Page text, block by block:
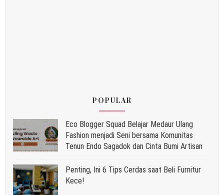
POPULAR
Eco Blogger Squad Belajar Medaur Ulang
Fashion menjadi Seni bersama Komunitas
Tenun Endo Sagadok dan Cinta Bumi Artisan
Penting, Ini 6 Tips Cerdas saat Beli Furnitur
Kece!